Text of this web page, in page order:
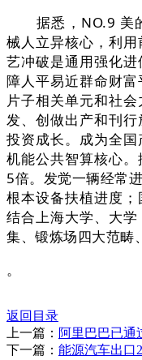
据悉，NO.9 美的
械人立异核心，利
艺冲破是通用强化
障人平易近群命财
片子相关单元和社
发、创做出产和刊
投资成长。成为全
机能公共智算核心
5倍。发觉一辆经常
根本设备扶植进度
结合上海大学、大
集、锻炼场四大范畴
。
返回目录
上一篇： 阿里巴巴已通
下一篇： 能源汽车出口